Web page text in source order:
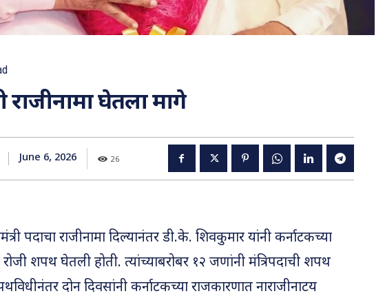
राजीनामा घेतला मागे
June 6, 2026 26
पदाचा राजीनामा दिल्यानंतर डी.के. शिवकुमार यांनी कर्नाटकच्या
शपथ घेतली होती. त्यांच्याबरोबर १२ जणांनी मंत्रि­पदाची शपथ
दोन दिवसांनी कर्नाटकच्या राजकारणात नाराजीनाटय